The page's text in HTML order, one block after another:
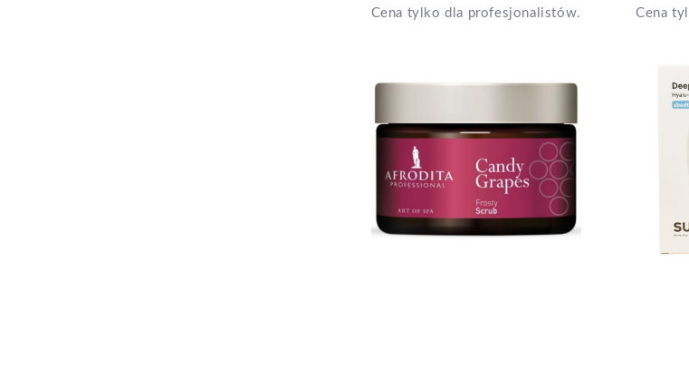
Cena tylko dla profesjonalistów. Cena